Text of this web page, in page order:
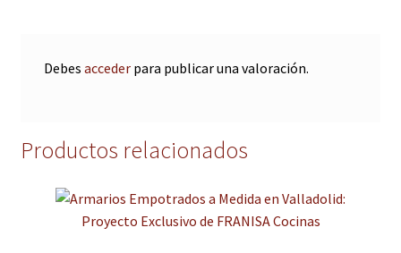
Debes accederpara publicar una valoración.
Productos relacionados